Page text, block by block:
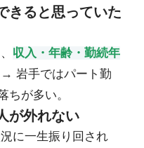
きると思っていた
収入・年齢・勤続年
岩手ではパート勤
ちが多い。
が外れない
に一生振り回され